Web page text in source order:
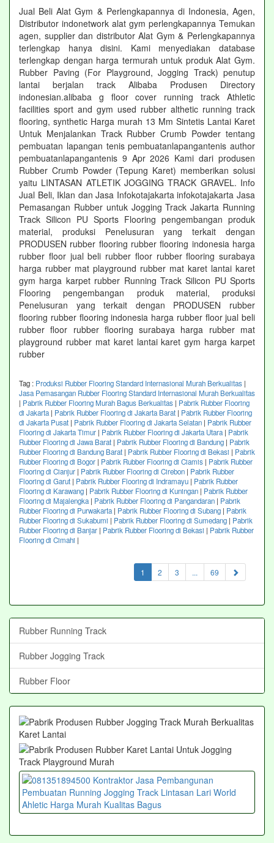
Jual Beli Alat Gym & Perlengkapannya di Indonesia, Agen,
Distributor indonetwork alat gym perlengkapannya Temukan
agen, supplier dan distributor Alat Gym & Perlengkapannya
terlengkap hanya disini. Kami menyediakan database
terlengkap dengan harga termurah untuk produk Alat Gym.
Rubber Paving (For Playground, Jogging Track) penutup
lantai berjalan track Alibaba Produsen Directory
indonesian.alibaba g floor cover running track Athletic
facilities sport and gym used rubber althetic running track
flooring, synthetic Harga murah 13 Mm Sintetis Lantai Karet
Untuk Menjalankan Track Rubber Crumb Powder tentang
pembuatan lapangan tenis pembuatanlapangantenis author
pembuatanlapangantenis 9 Apr 2026 Kami dari produsen
Rubber Crumb Powder (Tepung Karet) memberikan solusi
yaitu LINTASAN ATLETIK JOGGING TRACK GRAVEL. Info
Jual Beli, Iklan dan Jasa Infokotajakarta infokotajakarta Jasa
Pemasangan Rubber untuk Jogging Track Jakarta Running
Track Silicon PU Sports Flooring pengembangan produk
material, produksi Penelusuran yang terkait dengan
PRODUSEN rubber flooring rubber flooring indonesia harga
rubber floor jual beli rubber floor rubber flooring surabaya
harga rubber mat playground rubber mat karet lantai karet
gym harga karpet rubber Running Track Silicon PU Sports
Flooring pengembangan produk material, produksi
Penelusuran yang terkait dengan PRODUSEN rubber
flooring rubber flooring indonesia harga rubber floor jual beli
rubber floor rubber flooring surabaya harga rubber mat
playground rubber mat karet lantai karet gym harga karpet
rubber
Tag : Produksi Rubber Flooring Standard Internasional Murah Berkualitas |
Jasa Pemasangan Rubber Flooring Standard Internasional Murah Berkualitas
| Pabrik Rubber Flooring Murah Bagus Berkualitas | Pabrik Rubber Flooring
di Jakarta| Pabrik Rubber Flooring di Jakarta Barat | Pabrik Rubber Flooring
di Jakarta Pusat | Pabrik Rubber Flooring di Jakarta Selatan | Pabrik Rubber
Flooring di Jakarta Timur | Pabrik Rubber Flooring di Jakarta Utara| Pabrik
Rubber Flooring di Jawa Barat | Pabrik Rubber Flooring di Bandung | Pabrik
Rubber Flooring di Bandung Barat | Pabrik Rubber Flooring di Bekasi | Pabrik
Rubber Flooring di Bogor | Pabrik Rubber Flooring di Ciamis | Pabrik Rubber
Flooring di Cianjur | Pabrik Rubber Flooring di Cirebon | Pabrik Rubber
Flooring di Garut | Pabrik Rubber Flooring di Indramayu | Pabrik Rubber
Flooring di Karawang | Pabrik Rubber Flooring di Kuningan | Pabrik Rubber
Flooring di Majalengka| Pabrik Rubber Flooring di Pangandaran | Pabrik
Rubber Flooring di Purwakarta| Pabrik Rubber Flooring di Subang | Pabrik
Rubber Flooring di Sukabumi | Pabrik Rubber Flooring di Sumedang | Pabrik
Rubber Flooring di Banjar | Pabrik Rubber Flooring di Bekasi | Pabrik Rubber
Flooring di Cimahi |
1 (current)
2 3 ... 69
Rubber Running Track
Rubber Jogging Track
Rubber Floor